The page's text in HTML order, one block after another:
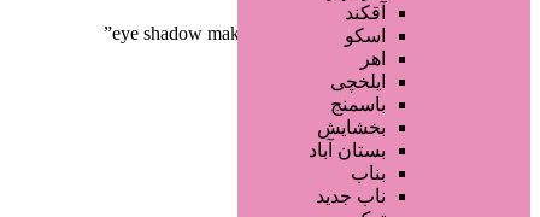
آقکند
اسکو
اهر
ایلخچی
باسمنج
بخشایش
بستان آباد
بناب
ناب جدید
/ محصولات برچسب خورده “eye shadow makeup”